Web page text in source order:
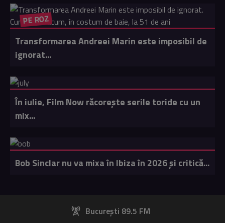
PE ROZ
Transformarea Andreei Marin este imposibil de
ignorat...
În iulie, Film Now răcorește serile toride cu un
mix...
Bob Sinclar nu va mixa în Ibiza în 2026 și critică...
București 89.5 FM